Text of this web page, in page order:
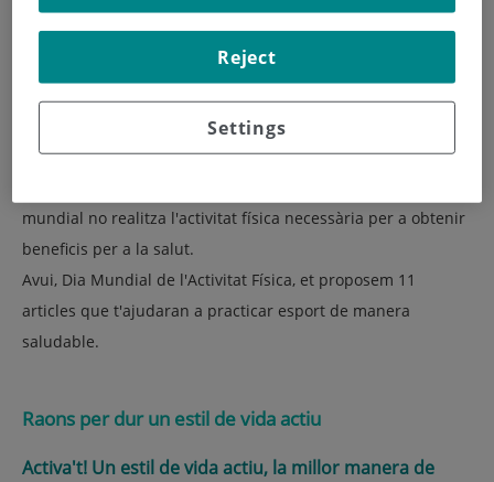
L'Organització Mundial de la Salut alerta que el
sedentarisme és una de les principals causes de mort en el
mundial no realitza l'activitat física necessària per a obtenir
beneficis per a la salut.
Avui, Dia Mundial de l'Activitat Física, et proposem 11
articles que t'ajudaran a practicar esport de manera
saludable.
Raons per dur un estil de vida actiu
Activa't! Un estil de vida actiu, la millor manera de
Settings
Reject